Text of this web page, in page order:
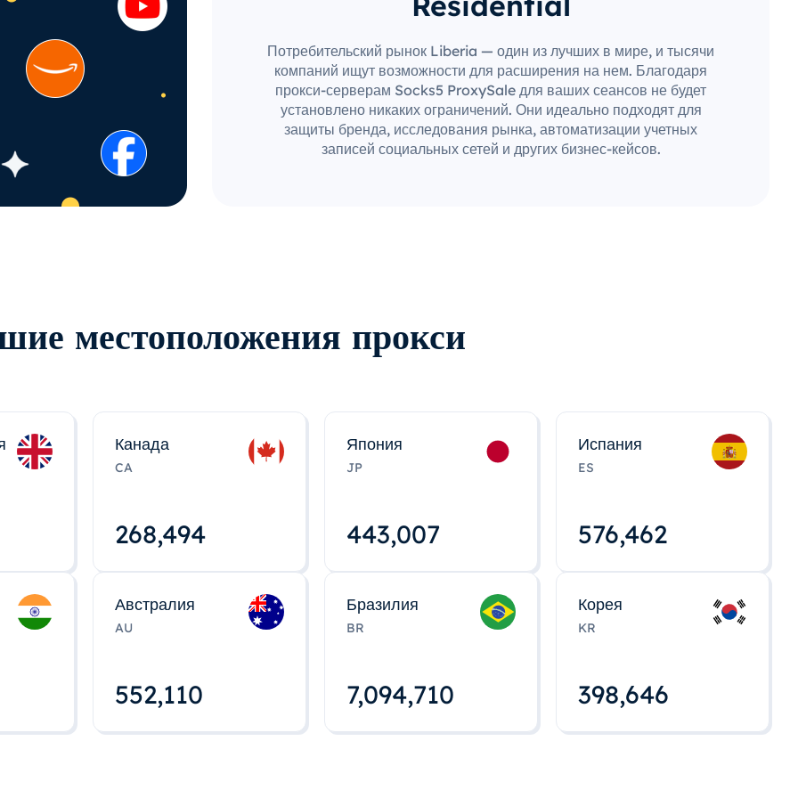
Потребительский рынок Liberia — один из лучших в мире, и тысячи
компаний ищут возможности для расширения на нем. Благодаря
прокси-серверам Socks5 ProxySale для ваших сеансов не будет
установлено никаких ограничений. Они идеально подходят для
защиты бренда, исследования рынка, автоматизации учетных
записей социальных сетей и других бизнес-кейсов.
местоположения прокси
Канада
CA
268,495
Япония
JP
443,008
Испания
ES
576,463
Австралия
AU
552,112
Бразилия
BR
7,094,712
Корея
KR
398,648